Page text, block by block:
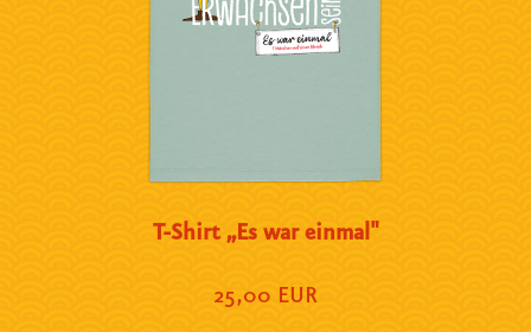
T-Shirt „Es war einmal"
25,00 EUR